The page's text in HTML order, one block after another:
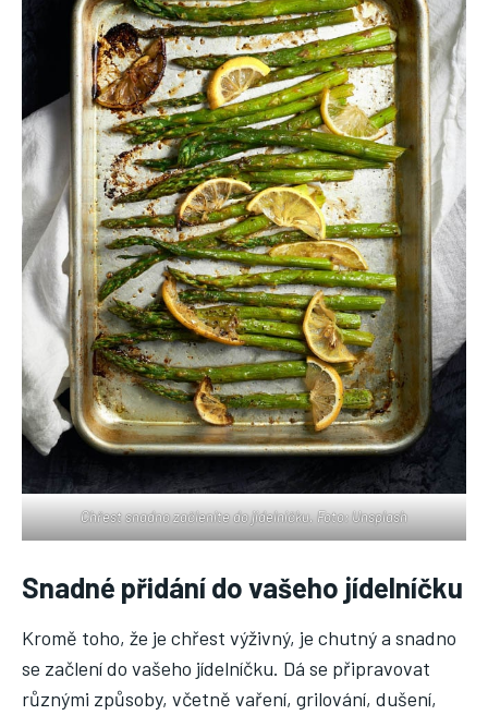
Chřest snadno začleníte do jídelníčku. Foto: Unsplash
Snadné přidání do vašeho jídelníčku
Kromě toho, že je chřest výživný, je chutný a snadno
se začlení do vašeho jídelníčku. Dá se připravovat
různými způsoby, včetně vaření, grilování, dušení,